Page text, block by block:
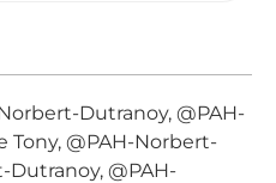
Dutranoy, @PAH-
Tony, @PAH-Norbert-
Dutranoy, @PAH-